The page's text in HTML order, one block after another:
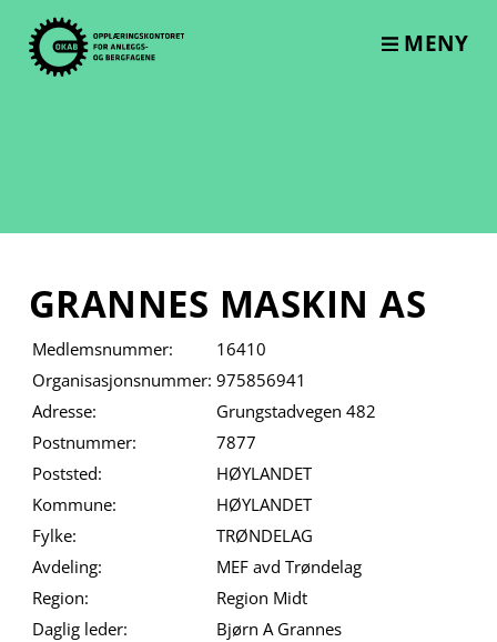
content
MENY
GRANNES MASKIN AS
Medlemsnummer:
16410
Organisasjonsnummer: 975856941
Adresse:
Grungstadvegen 482
Postnummer:
7877
Poststed:
HØYLANDET
Kommune:
HØYLANDET
Fylke:
TRØNDELAG
Avdeling:
MEF avd Trøndelag
Region:
Region Midt
Daglig leder:
Bjørn A Grannes